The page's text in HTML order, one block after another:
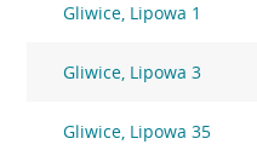
Gliwice, Lipowa 1
Gliwice, Lipowa 3
Gliwice, Lipowa 35